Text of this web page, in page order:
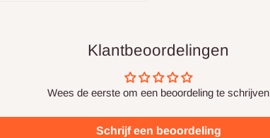
je specifieke gordijnenKlantbeoordelingen
Wees de eerste om een beoordeling te schrijven
Schrijf een beoordeling